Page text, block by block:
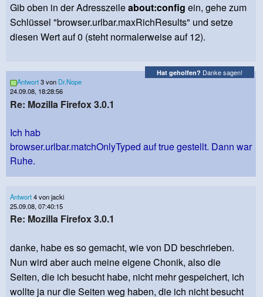
Gib oben in der Adresszeileabout:config ein, gehe zum
Schlüssel "browser.urlbar.maxRichResults" und setze
diesen Wert auf 0 (steht normalerweise auf 12).
Hat geholfen? Danke sagen!
Antwort3 von Dr.Nope
24.09.08, 18:28:56
Re: Mozilla Firefox 3.0.1
Ich hab
browser.urlbar.matchOnlyTyped auf true gestellt. Dann war
Ruhe.
Antwort4 von jacki
25.09.08, 07:40:15
Re: Mozilla Firefox 3.0.1
danke, habe es so gemacht, wie von DD beschrieben.
Nun wird aber auch meine eigene Chonik, also die
Seiten, die ich besucht habe, nicht mehr gespeichert, ich
wollte ja nur die Seiten weg haben, die ich nicht besucht